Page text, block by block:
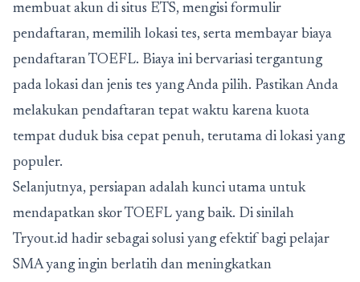
membuat akun di situs ETS, mengisi formulir
pendaftaran, memilih lokasi tes, serta membayar biaya
pendaftaran TOEFL. Biaya ini bervariasi tergantung
pada lokasi dan jenis tes yang Anda pilih. Pastikan Anda
melakukan pendaftaran tepat waktu karena kuota
tempat duduk bisa cepat penuh, terutama di lokasi yang
populer.
Selanjutnya, persiapan adalah kunci utama untuk
mendapatkan skor TOEFL yang baik. Di sinilah
Tryout.id hadir sebagai solusi yang efektif bagi pelajar
SMA yang ingin berlatih dan meningkatkan